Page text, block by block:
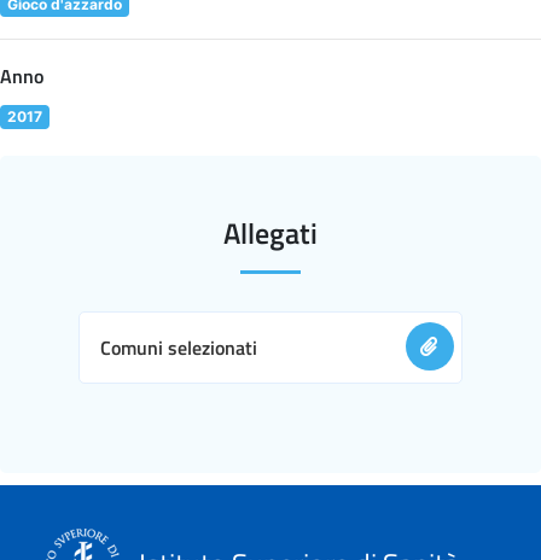
Gioco d'azzardo
Anno
2017
Allegati
Comuni selezionati